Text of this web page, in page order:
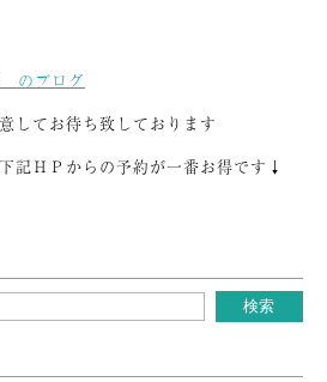
してお待ち致しております
ＨＰからの予約が一番お得です↓